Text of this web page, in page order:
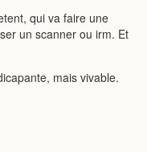
qui va faire une
un scanner ou irm. Et
mais vivable.